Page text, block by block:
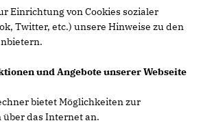
Einrichtung von Cookies sozialer
Twitter, etc.) unsere Hinweise zu den
und Angebote unserer Webseite
bietet Möglichkeiten zur
das Internet an.